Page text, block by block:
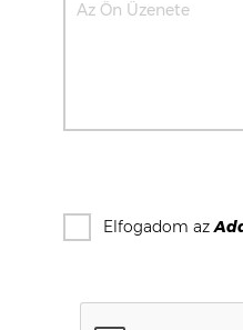
Elfogadom az